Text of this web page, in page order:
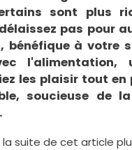
sont plus
pas pour
bénéfique à votre
l'alimentation,
les plaisir tout
soucieuse de
la suite de cet article